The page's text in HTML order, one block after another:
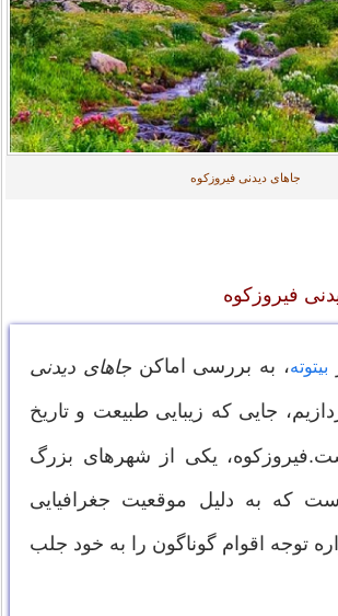
جاهای دیدنی فیروزکوه
فیروزکوه
بیتوته، به بررسی اماکنجاهای دیدنی
جایی که زیبایی طبیعت و تاریخ
یکی از شهرهای بزرگ
که به دلیل موقعیت جغرافیایی
توجه اقوام گوناگون را به خود جلب